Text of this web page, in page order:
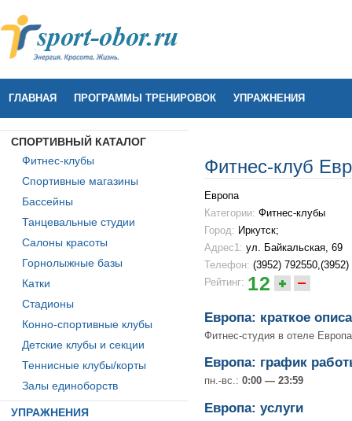
ГЛАВНАЯ ПРОГРАММЫ ТРЕНИРОВОК УПРАЖНЕНИЯ
СПОРТИВНЫЙ КАТАЛОГ
Фитнес-клубы
Спортивные магазины
Бассейны
Танцевальные студии
Салоны красоты
Горнолыжные базы
Катки
Стадионы
Конно-спортивные клубы
Детские клубы и секции
Теннисные клубы/корты
Залы единоборств
УПРАЖНЕНИЯ
Фитнес-клуб
Европа
Категории: Фитнес-клубы
Город: Иркутск;
Адрес1: ул. Байкальская, 69
Телефон: (3952) 792550,(3952)
Рейтинг: 12
Европа: краткое
Фитнес-студия в отеле Европа
Европа: график
пн.-вс.: 0:00 — 23:59
Европа: услуги